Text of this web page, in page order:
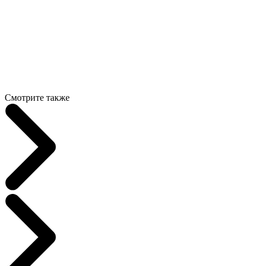
Смотрите также